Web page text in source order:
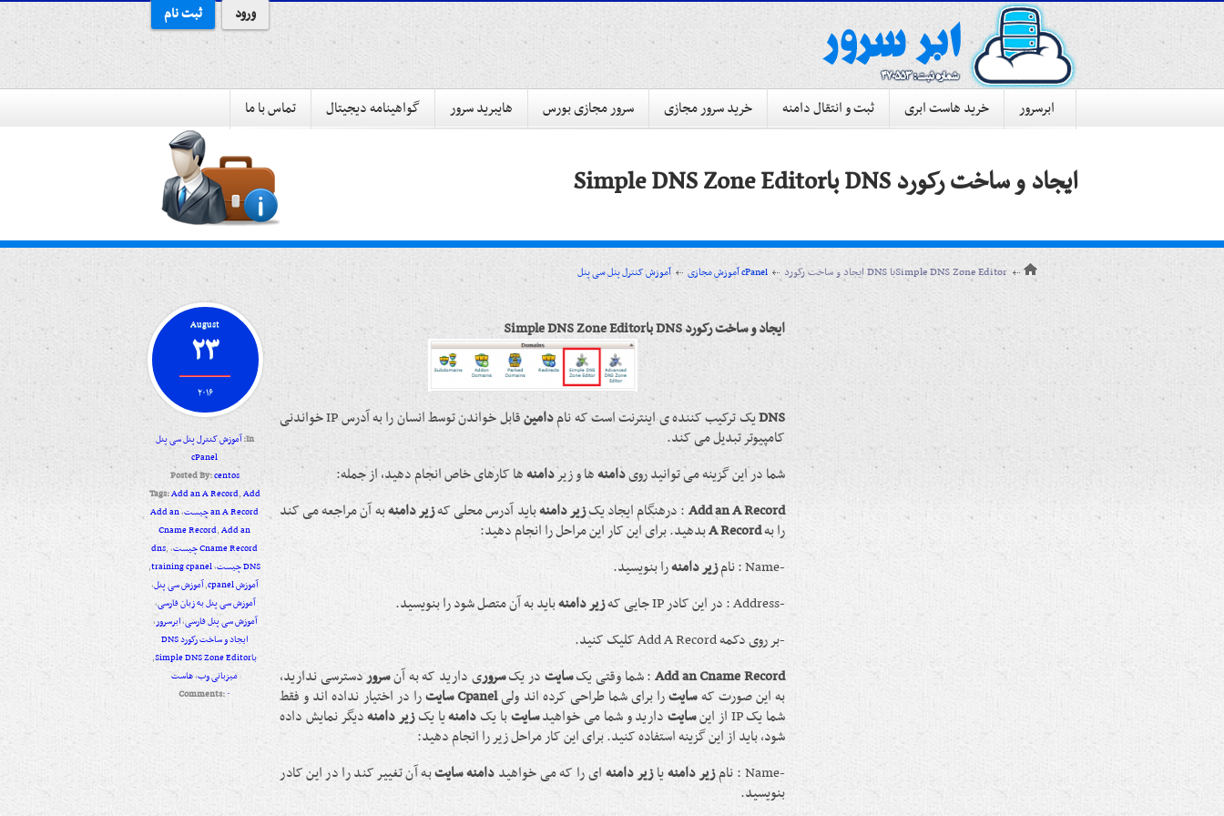
ثبت نام ورود
تماس با ما گواهینامه دیجیتال هایبرید سرور سرور مجازی بورس خرید سرور مجازی ثبت و انتقال دامنه خرید هاست ابری ابرسرور
ایجاد و ساخت رکورد DNS باSimple DNS Zone Editor
آموزش مجازیآموزش کنترل پنل سی پنل cPanel ایجاد و ساخت رکورد DNS باSimple DNS Zone Editor
August
۲۳
۲۰۱۶
In: آموزش کنترل پنل سی پنل
cPanel
Posted By:centos
Tags:Add an A Record,Add
an A Record چیست
,
Add an
Cname Record,Add an
Cname Record چیست
,
dns,
DNS چیست
,
training cpanel
,
آموزش cpanel
,آموزش سی پنل,
آموزش سی پنل به زبان فارسی,
آموزش سی پنل فارسی,ابرسرور,
ایجاد و ساخت رکورد DNS
باSimple DNS Zone Editor
,
میزبانی وب,هاست
Comments:۰
ایجاد و ساخت رکورد DNS باSimple DNS Zone Editor
DNSیک ترکیب کننده ی اینترنت است که نامدامین
قابل خواندن توسط انسان را به آدرس IP خواندنی
کامپیوتر تبدیل می کند.
شما در این گزینه می توانید رویدامنهها و زیردامنهها کارهای خاص انجام دهید، از جمله:
Add an A Record: درهنگام ایجاد یکزیر دامنهباید آدرس محلی کهزیر دامنهبه آن مراجعه می کند
را بهA Recordبدهید. برای این کار این مراحل را انجام دهید:
-Name : نام
زیر دامنهرا بنویسید.
-Address : در این کادر IP جایی که
زیر دامنهباید به آن متصل شود را بنویسید.
-بر روی دکمه Add A Record کلیک کنید.
Add an Cname Record: شما وقتی یکسایتدر یکسروری دارید که به آنسروردسترسی ندارید،
به این صورت کهسایترا برای شما طراحی کرده اند ولیCpanel سایت
را در اختیار نداده اند و فقط
شما یک IP از این
سایتدارید و شما می خواهیدسایتبا یکدامنهیا یکزیر دامنهدیگر نمایش داده
شود، باید از این گزینه استفاده کنید. برای این کار مراحل زیر را انجام دهید:
-Name : نام
زیر دامنهیازیر دامنهای را که می خواهیددامنه سایتبه آن تغییر کند را در این کادر
بنویسید.